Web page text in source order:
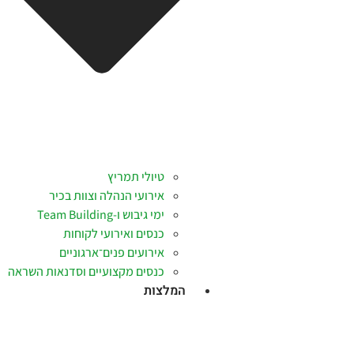
טיולי תמריץ
אירועי הנהלה וצוות בכיר
ימי גיבוש ו-Team Building
כנסים ואירועי לקוחות
אירועים פנים־ארגוניים
כנסים מקצועיים וסדנאות השראה
המלצות